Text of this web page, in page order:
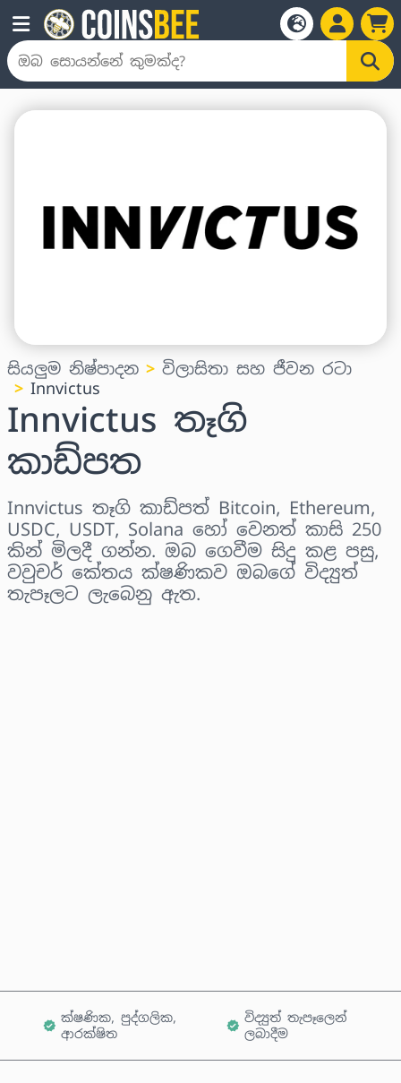
සියලුම නිෂ්පාදන
විලාසිතා සහ ජීවන රටා
Innvictus
Innvictus තෑගි
කාඩ්පත
Innvictus තෑගි කාඩ්පත් Bitcoin, Ethereum,
USDC, USDT, Solana හෝ වෙනත් කාසි 250
කින් මිලදී ගන්න. ඔබ ගෙවීම සිදු කළ පසු,
වවුචර් කේතය ක්ෂණිකව ඔබගේ විද්‍යුත්
තැපෑලට ලැබෙනු ඇත.
ක්ෂණික, පුද්ගලික,
ආරක්ෂිත
විද්‍යුත් තැපෑලෙන්
ලබාදීම